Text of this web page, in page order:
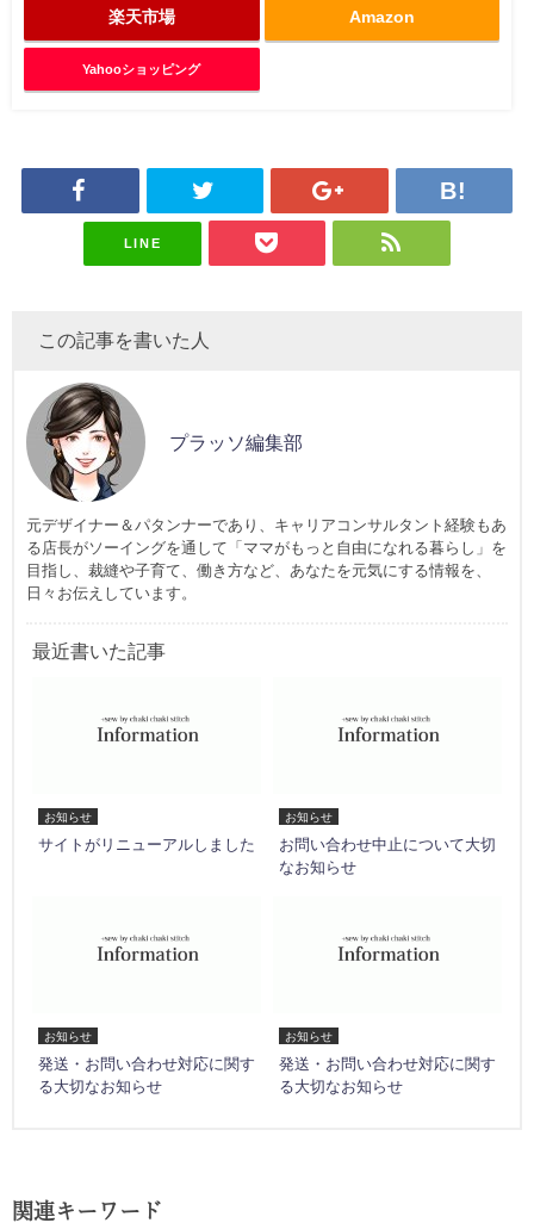
楽天市場 Amazon
Yahooショッピング
LINE
この記事を書いた人
プラッソ編集部
元デザイナー＆パタンナーであり、キャリアコンサルタント経験もあ
る店長がソーイングを通して「ママがもっと自由になれる暮らし」を
目指し、裁縫や子育て、働き方など、あなたを元気にする情報を、
日々お伝えしています。
最近書いた記事
お知らせ
サイトがリニューアルしました
お知らせ
お問い合わせ中止について大切
なお知らせ
お知らせ
発送・お問い合わせ対応に関す
る大切なお知らせ
お知らせ
発送・お問い合わせ対応に関す
る大切なお知らせ
関連キーワード